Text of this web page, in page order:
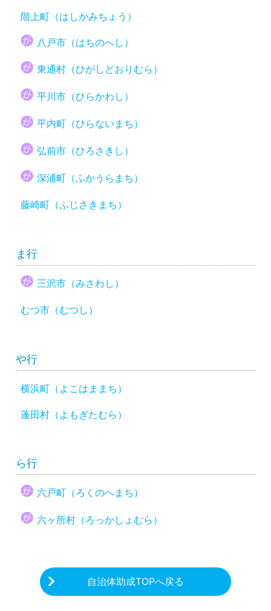
階上町（はしかみちょう）
八戸市（はちのへし）
東通村（ひがしどおりむら）
平川市（ひらかわし）
平内町（ひらないまち）
弘前市（ひろさきし）
深浦町（ふかうらまち）
藤崎町（ふじさきまち）
ま行
三沢市（みさわし）
むつ市（むつし）
や行
横浜町（よこはままち）
蓬田村（よもぎたむら）
ら行
六戸町（ろくのへまち）
六ヶ所村（ろっかしょむら）
自治体助成TOPへ戻る